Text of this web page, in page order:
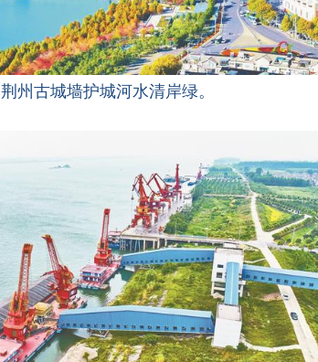
荆州古城墙护城河水清岸绿。